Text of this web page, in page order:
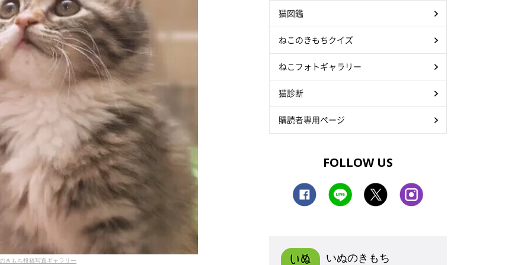
きもち投稿写真ギャラリー
猫図鑑
ねこのきもちクイズ
ねこフォトギャラリー
猫診断
購読者専用ページ
FOLLOW US
いぬのきもち